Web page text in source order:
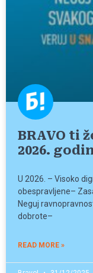
BRAVO ti
2026.
U 2026. – Visoko
obespravljene–
Neguj
dobrote–
READ MORE »